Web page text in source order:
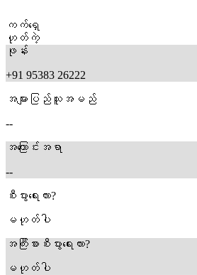
ကက်ရှေ
ဟုတ်ကဲ့
ဖုန်း
+91 95383 26222
အများပြည်သူအမည်
--
အကြောင်းအရာ
--
စီးပွားရေးလား?
မဟုတ်ပါ
အကြီးစားစီးပွားရေးလား?
မဟုတ်ပါ